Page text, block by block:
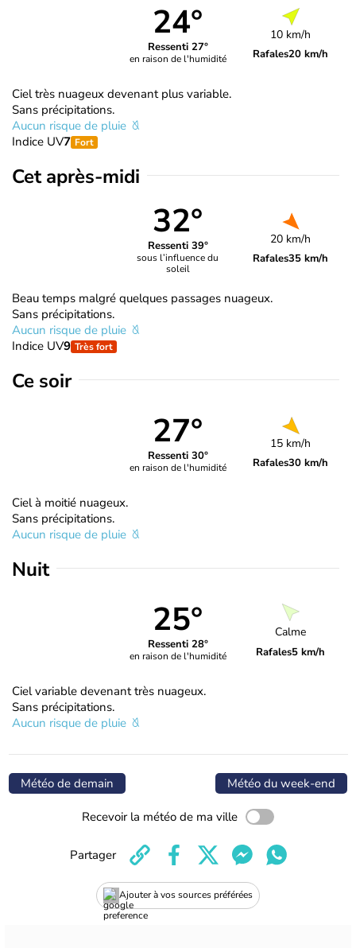
24°
Ressenti 27°
en raison de l'humidité
10 km/h
Rafales20 km/h
Ciel très nuageux devenant plus variable.
Sans précipitations.
Aucun risque de pluie
Indice UV7 Fort
Cet après-midi
32°
Ressenti 39°
sous l’influence du
soleil
20 km/h
Rafales35 km/h
Beau temps malgré quelques passages nuageux.
Sans précipitations.
Aucun risque de pluie
Indice UV9 Très fort
Ce soir
27°
Ressenti 30°
en raison de l'humidité
15 km/h
Rafales30 km/h
Ciel à moitié nuageux.
Sans précipitations.
Aucun risque de pluie
Nuit
25°
Ressenti 28°
en raison de l'humidité
Calme
Rafales5 km/h
Ciel variable devenant très nuageux.
Sans précipitations.
Aucun risque de pluie
Météo de demain Météo du week-end
Recevoir la météo de ma ville
Ajouter à vos sources préférées
Partager